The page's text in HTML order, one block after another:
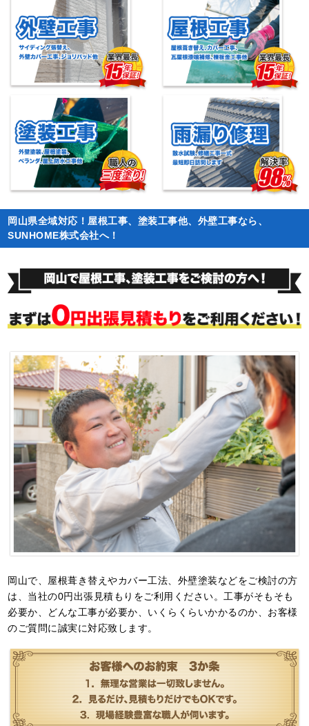
岡山県全域対応！屋根工事、塗装工事他、外壁工事なら、
SUNHOME株式会社へ！
岡山で、屋根葺き替えやカバー工法、外壁塗装などをご検討の方
は、当社の0円出張見積もりをご利用ください。工事がそもそも
必要か、どんな工事が必要か、いくらくらいかかるのか、お客様
のご質問に誠実に対応致します。